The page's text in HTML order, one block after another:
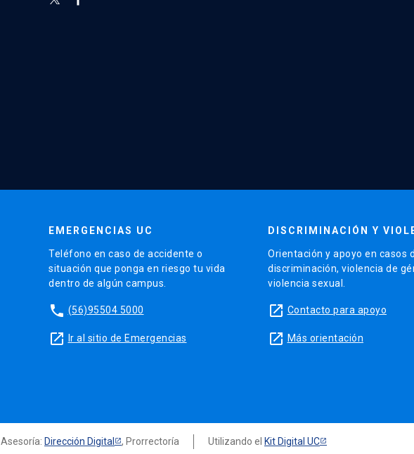
EMERGENCIAS UC
Teléfono en caso de accidente o
situación que ponga en riesgo tu vida
dentro de algún campus.
phone (56)95504 5000
launch Ir al sitio de Emergencias
DISCRIMINACIÓN Y
Orientación y apoyo en casos
discriminación, violencia de
violencia sexual.
launch Contacto para apoyo
launch Más orientación
Asesoría: Dirección Digital , Prorrectoría Utilizando el Kit Digital UC